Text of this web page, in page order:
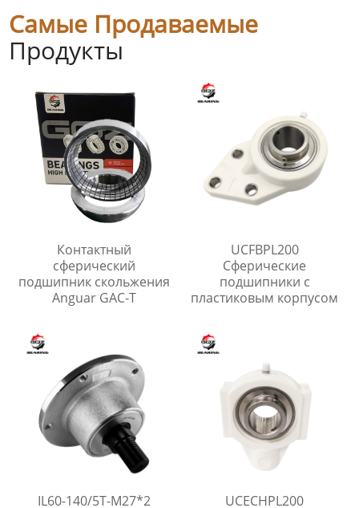
Самые Продаваемые
Продукты
Контактный
сферический
подшипник скольжения
Anguar GAC-T
UCFBPL200
Сферические
подшипники с
пластиковым корпусом
IL60-140/5T-M27*2
UCECHPL200